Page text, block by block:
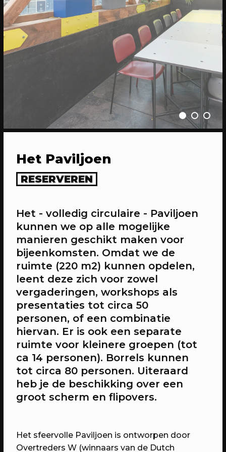
Je gasten zijn bij RAUM meteen uit hun
dagelijkse sfeer en de creativiteit kan gaan
stromen. We hebben verschillende ruimtes
beschikbaar, elk met hun eigen karakter en
allemaal ingericht op comfortabel
vergaderen in een bijzondere setting.
VIER JE PERSONEELSSFEEST BIJ
RAUM
Of ben je op zoek naar een originele locatie
voor jullie personeelsfeest deze zomer? Vier
en heerlijk eten met je collega’s — alsof je
RESERVEREN
Het Paviljoen
Het - volledig circulaire - Paviljoen
kunnen we op alle mogelijke
manieren geschikt maken voor
bijeenkomsten. Omdat we de
ruimte (220 m2) kunnen opdelen,
leent deze zich voor zowel
vergaderingen, workshops als
presentaties tot circa 50
personen, of een combinatie
hiervan. Er is ook een separate
ruimte voor kleinere groepen (tot
ca 14 personen). Borrels kunnen
tot circa 80 personen. Uiteraard
heb je de beschikking over een
groot scherm en flipovers.
Het sfeervolle Paviljoen is ontworpen door
Overtreders W (winnaars van de Dutch